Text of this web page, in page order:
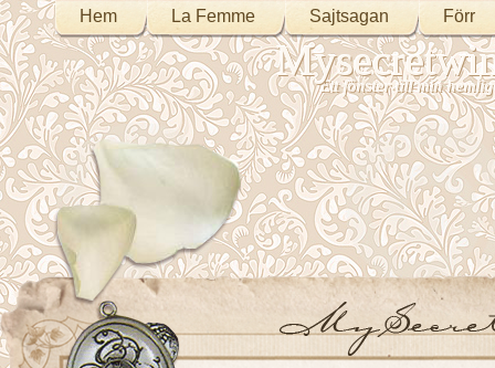
Hem La Femme Sajtsagan Förr
Ett fönster till min